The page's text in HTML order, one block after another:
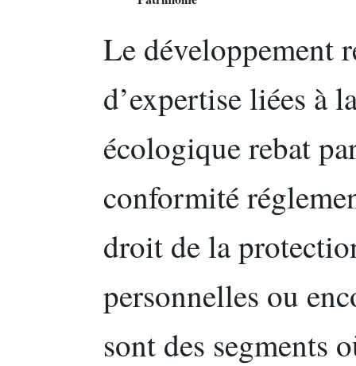
Le développement
d’expertise liées à
écologique rebat
conformité
droit de la
personnelles ou
sont des segments